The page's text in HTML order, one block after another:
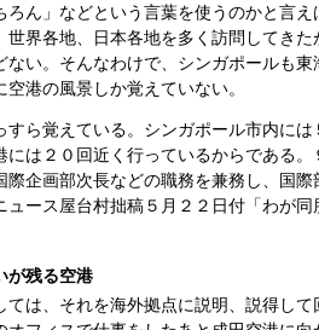
ろん」などという言葉を使うのかと言
世界各地、日本各地を多く訪問してき
ない。そんなわけで、シンガポールも
港の風景しか覚えていない。
すら覚えている。シンガポール市内に
には２０回近く行っているからである
際企画部次長などの職務を兼務し、国
ュース屋台村拙稿５月２２日付「わが
が残る空港
ては、それを海外拠点に説明、説得し